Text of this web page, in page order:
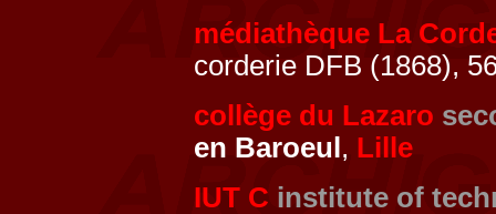
médiathèque La
corderie DFB (1868),
collège du Lazaro
en Baroeul , Lille
IUT C institute of